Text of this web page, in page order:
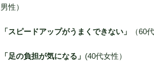
男性）
「スピードアップがうまくできない」 （60
「足の負担が気になる」 (40代女性）